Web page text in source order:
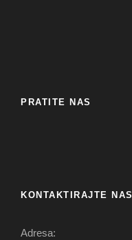
PRATITE NAS
KONTAKTIRAJTE NAS
Adresa: